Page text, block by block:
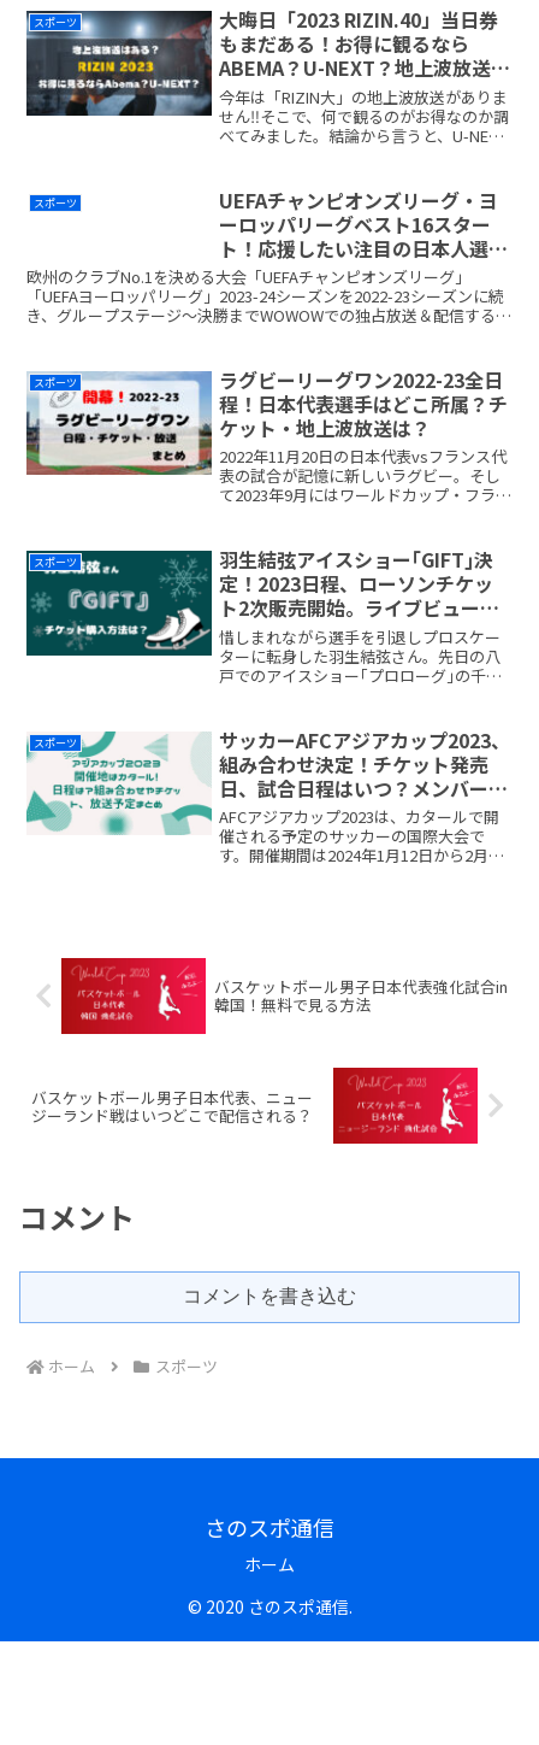
2023日程試合名開場時間 /キックオフ会
場配信7月8日(readmore...
スポーツ
大晦日「2023 RIZIN.40」当日券
もまだある！お得に観るなら
ABEMA？U-NEXT？地上波放送
は？
今年は「RIZIN大」の地上波放送がありま
せん‼そこで、何で観るのがお得なのか調
べてみました。結論から言うと、U-NEXT
録だと対象外になるので、Abemaプレ
readmore...
スポーツ
UEFAチャンピオンズリーグ・ヨ
ーロッパリーグベスト16スター
ト！応援したい注目の日本人選手
とチーム
欧州のクラブNo.1を決める大会「UEFAチャンピオンズリーグ」
「UEFAヨーロッパリーグ」2023-24シーズンを2022-23シーズンに続
き、グループステージ〜決勝までWOWOWでの独占放送＆配信するこ
スポーツ
ラグビーリーグワン2022-23全日
程！日本代表選手はどこ所属？チ
ケット・地上波放送は？
2022年11月20日の日本代表vsフランス代
表の試合が記憶に新しいラグビー。そし
て2023年9月にはワールドカップ・フラン
スタジアムは満員！チケット完売でし
た。4年readmore...
スポーツ
羽生結弦アイスショー｢GIFT｣決
定！2023日程、ローソンチケッ
ト2次販売開始。ライブビューイ
ングはあるの？
惜しまれながら選手を引退しプロスケー
ターに転身した羽生結弦さん。先日の八
戸でのアイスショー｢プロローグ｣の千秋
結弦さんだけあって、今回のアイスショ
ーも人気で八readmore...
スポーツ
サッカーAFCアジアカップ2023、
組み合わせ決定！チケット発売
日、試合日程はいつ？メンバー、
開催地は？
AFCアジアカップ2023は、カタールで開
催される予定のサッカーの国際大会で
す。開催期間は2024年1月12日から2月10
バスケットボール男子日本代表強化試合in
韓国！無料で見る方法
バスケットボール男子日本代表、ニュー
ジーランド戦はいつどこで配信される？
コメント
コメントを書き込む
ホーム スポーツ
さのスポ通信
ホーム
© 2020 さのスポ通信.